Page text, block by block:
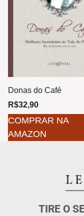
Donas do Café
R$32,90
COMPRAR NA
AMAZON
TIRE O